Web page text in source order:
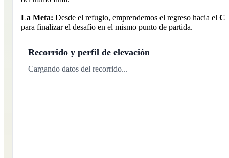
La Meta: Desde el refugio, emprendemos el regreso hacia el
para finalizar el desafío en el mismo punto de partida.
Recorrido y perfil de elevación
Cargando datos del recorrido...